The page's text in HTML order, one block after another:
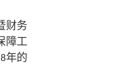
财务
障工
年的